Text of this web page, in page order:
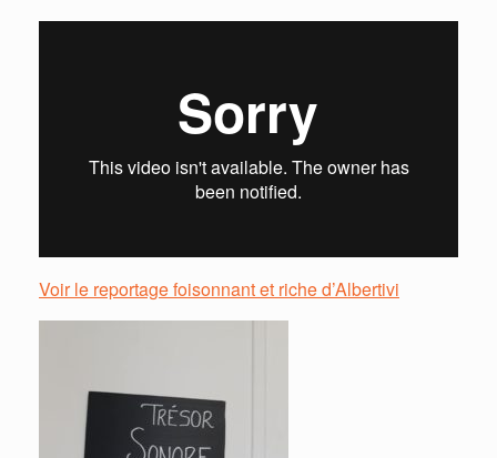
Voir le reportage foisonnant et riche d’Albertivi